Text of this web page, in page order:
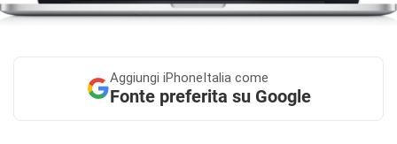
Aggiungi iPhoneItalia come
Fonte preferita su Google